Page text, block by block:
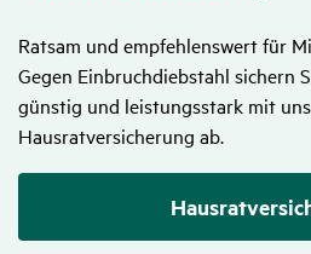
Ratsam und empfehlenswert für
Gegen Einbruchdiebstahl sichern
günstig und leistungsstark mit
Hausratversicherung ab.